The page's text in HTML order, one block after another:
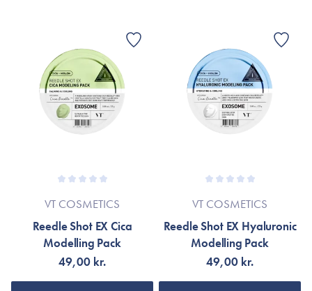
VT COSMETICS
Reedle Shot EX Cica
Modelling Pack
49,00 kr.
VT COSMETICS
Reedle Shot EX Hyaluronic
Modelling Pack
49,00 kr.